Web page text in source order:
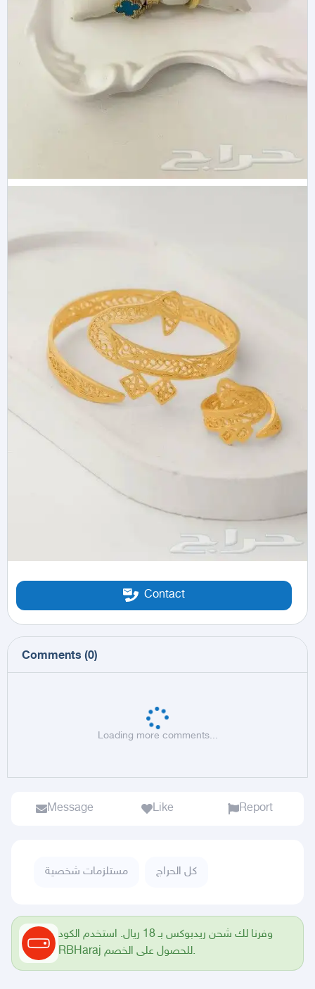
Contact
Comments (0)
Loading more comments...
Message Like Report
مستلزمات شخصية كل الحراج
وفرنا لك شحن ريدبوكس بـ 18 ريال. استخدم الكود
RBHaraj للحصول على الخصم.